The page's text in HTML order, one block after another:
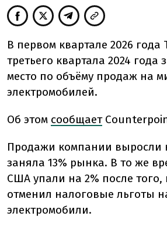
В первом квартале 2026 года
третьего квартала 2024 года
место по объёму продаж на
электромобилей.
Об этом сообщает
Продажи компании выросли
заняла 13% рынка. В то же
США упали на 2% после
отменил налоговые льготы
электромобили.